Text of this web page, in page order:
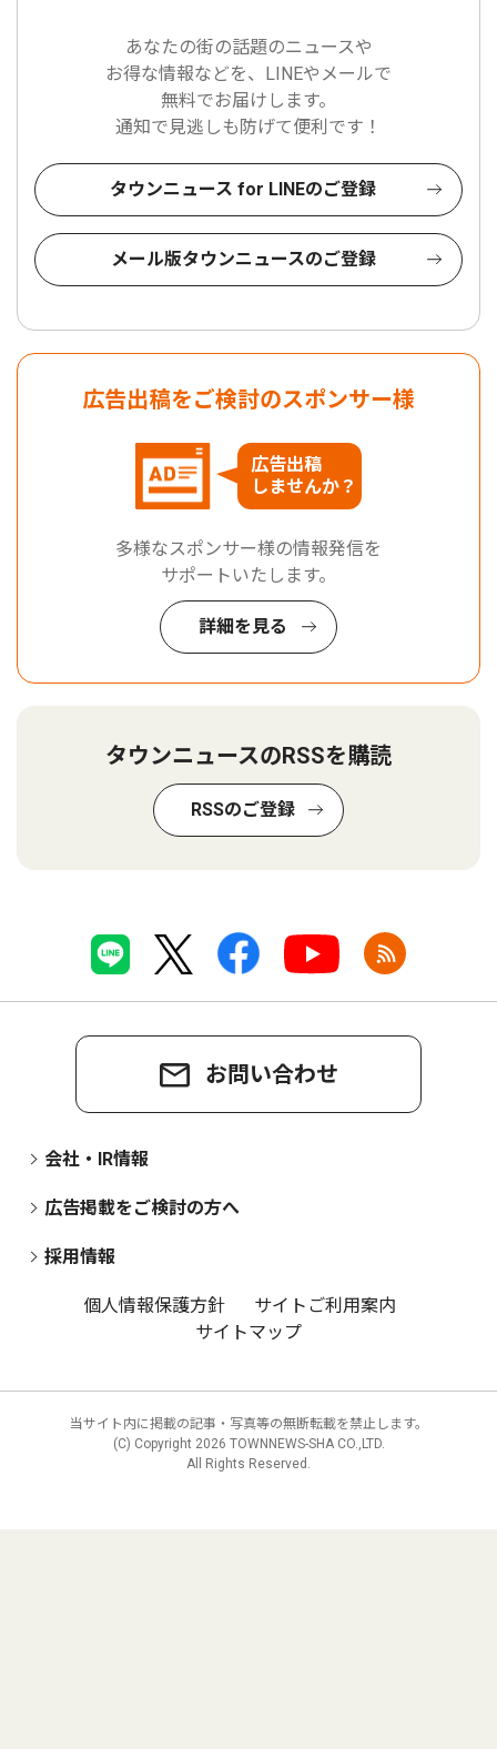
あなたの街の話題のニュースや
お得な情報などを、LINEやメールで
無料でお届けします。
通知で見逃しも防げて便利です！
タウンニュース for LINEのご登録
メール版タウンニュースのご登録
広告出稿をご検討のスポンサー様
広告出稿
しませんか？
多様なスポンサー様の情報発信を
サポートいたします。
詳細を見る
タウンニュースのRSSを購読
RSSのご登録
お問い合わせ
会社・IR情報
広告掲載をご検討の方へ
採用情報
個人情報保護方針
サイトご利用案内
サイトマップ
当サイト内に掲載の記事・写真等の無断転載を禁止します。
(C) Copyright 2026 TOWNNEWS-SHA CO.,LTD.
All Rights Reserved.